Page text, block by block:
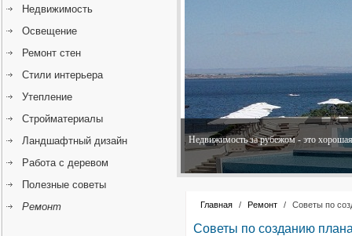
Недвижимость за рубежом - это
Главная / Ремонт / Советы по
Советы по созданию
Недвижимость
Освещение
Ремонт стен
Стили интерьера
Утепление
Стройматериалы
Ландшафтный дизайн
Работа с деревом
Полезные советы
Ремонт